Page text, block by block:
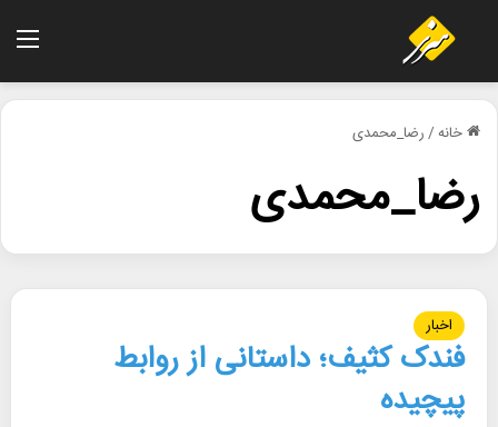
خانه/رضا_محمدی
رضا_محمدی
اخبار
فندک کثیف؛ داستانی از روابط
پیچیده